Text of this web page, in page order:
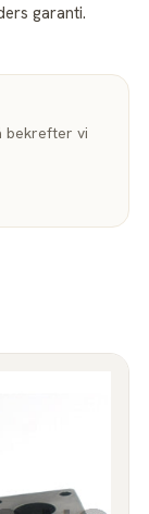
garanti.
bekrefter vi